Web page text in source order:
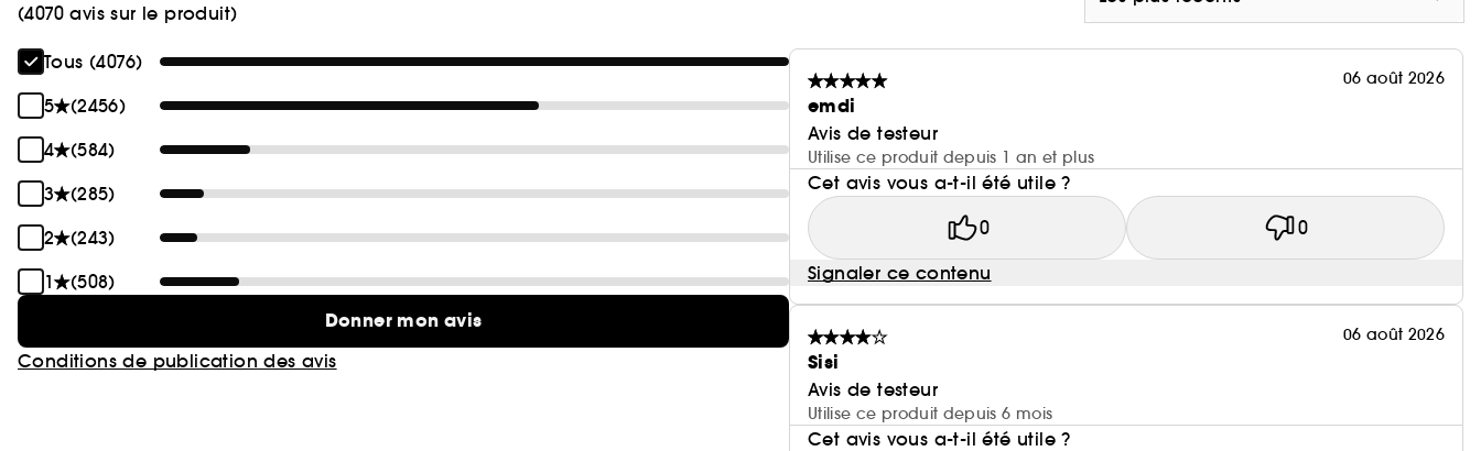
Convient à tous les types de cheveux. Sans parabens, sans sulfates, sans gluten, et cruelty free.
(4070 avis sur le produit)
Tous (4076)
5
(2456)
4
(584)
3
(285)
2
(243)
1
(508)
Donner mon avis
Conditions de publication des avis
06 août 2026
emdi
Avis de testeur
Utilise ce produit depuis 1 an et plus
Cet avis vous a-t-il été utile ?
0 0
Signaler ce contenu
06 août 2026
Sisi
Avis de testeur
Utilise ce produit depuis 6 mois
Cet avis vous a-t-il été utile ?